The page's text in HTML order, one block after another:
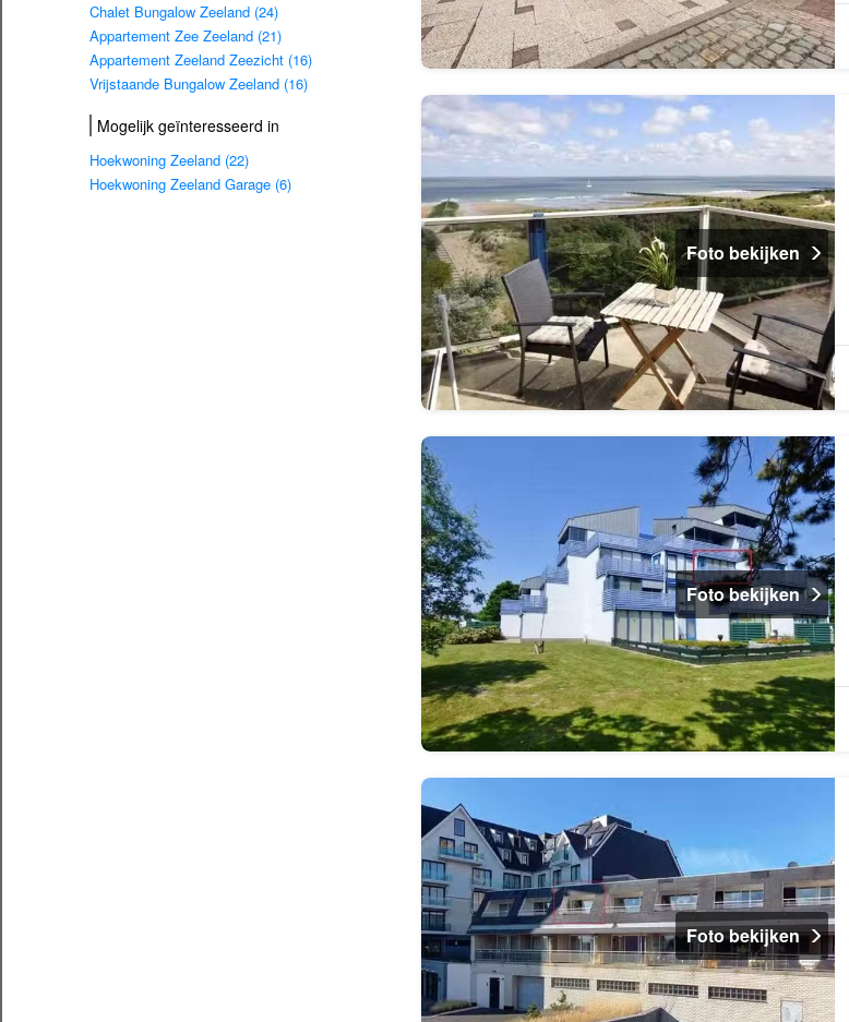
Chalet Bungalow Zeeland (24)
Appartement Zee Zeeland (21)
Appartement Zeeland Zeezicht (16)
Vrijstaande Bungalow Zeeland (16)
Mogelijk geïnteresseerd in
Hoekwoning Zeeland (22)
Hoekwoning Zeeland Garage (6)
Foto bekijken
Foto bekijken
Foto bekijken